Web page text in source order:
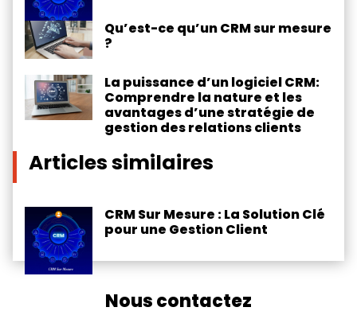
Qu’est-ce qu’un CRM sur mesure
?
La puissance d’un logiciel CRM:
Comprendre la nature et les
avantages d’une stratégie de
gestion des relations clients
Articles similaires
CRM Sur Mesure : La Solution Clé
pour une Gestion Client
Nous contactez